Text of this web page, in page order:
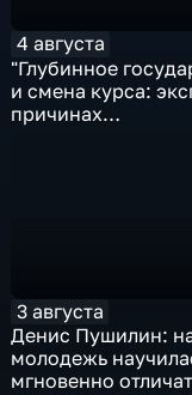
4 августа
"Глубинное
и смена курса:
причинах
3 августа
Денис Пушилин:
молодежь
мгновенно